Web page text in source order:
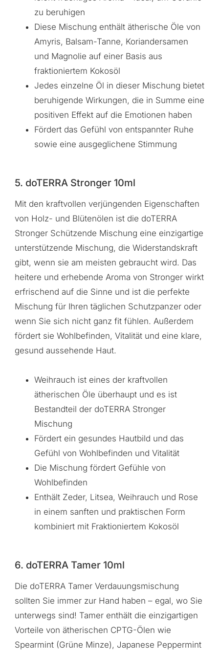
zu beruhigen
Diese Mischung enthält ätherische Öle von
Amyris, Balsam-Tanne, Koriandersamen
und Magnolie auf einer Basis aus
fraktioniertem Kokosöl
Jedes einzelne Öl in dieser Mischung bietet
beruhigende Wirkungen, die in Summe eine
positiven Effekt auf die Emotionen haben
Fördert das Gefühl von entspannter Ruhe
sowie eine ausgeglichene Stimmung
5. doTERRA Stronger 10ml
Mit den kraftvollen verjüngenden Eigenschaften
von Holz- und Blütenölen ist die doTERRA
Stronger Schützende Mischung eine einzigartige
unterstützende Mischung, die Widerstandskraft
gibt, wenn sie am meisten gebraucht wird. Das
heitere und erhebende Aroma von Stronger wirkt
erfrischend auf die Sinne und ist die perfekte
Mischung für Ihren täglichen Schutzpanzer oder
wenn Sie sich nicht ganz fit fühlen. Außerdem
fördert sie Wohlbefinden, Vitalität und eine klare,
gesund aussehende Haut.
Weihrauch ist eines der kraftvollen
ätherischen Öle überhaupt und es ist
Bestandteil der doTERRA Stronger
Mischung
Fördert ein gesundes Hautbild und das
Gefühl von Wohlbefinden und Vitalität
Die Mischung fördert Gefühle von
Wohlbefinden
Enthält Zeder, Litsea, Weihrauch und Rose
in einem sanften und praktischen Form
kombiniert mit Fraktioniertem Kokosöl
6. doTERRA Tamer 10ml
Die doTERRA Tamer Verdauungsmischung
sollten Sie immer zur Hand haben – egal, wo Sie
unterwegs sind! Tamer enthält die einzigartigen
Vorteile von ätherischen CPTG-Ölen wie
Spearmint (Grüne Minze), Japanese Peppermint